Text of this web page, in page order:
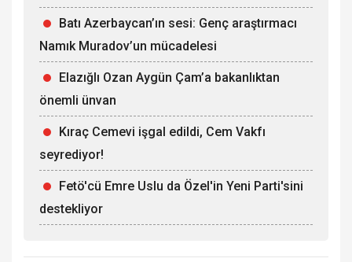
Batı Azerbaycan’ın sesi: Genç araştırmacı
Namık Muradov’un mücadelesi
Elazığlı Ozan Aygün Çam’a bakanlıktan
önemli ünvan
Kıraç Cemevi işgal edildi, Cem Vakfı
seyrediyor!
Fetö'cü Emre Uslu da Özel'in Yeni Parti'sini
destekliyor